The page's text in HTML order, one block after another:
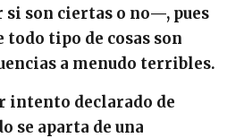
son ciertas o no—, pues
todo tipo de cosas son
a menudo terribles.
intento declarado de
se aparta de una